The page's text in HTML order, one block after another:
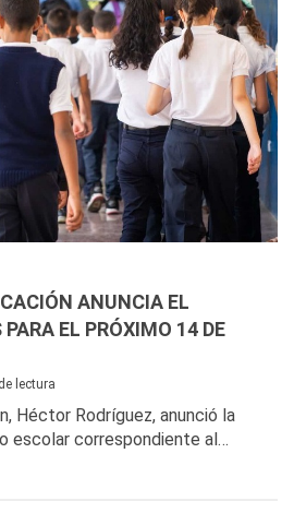
ANUNCIA EL
PARA EL PRÓXIMO 14 DE
lectura
Héctor Rodríguez, anunció la
escolar correspondiente al…